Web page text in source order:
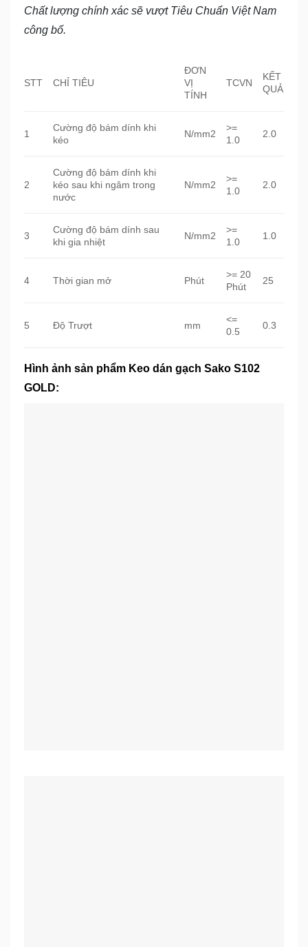
Chất lượng chính xác sẽ vượt Tiêu Chuẩn Việt Nam
công bố.
STT CHỈ TIÊU
ĐƠN
VỊ
TÍNH
TCVN
KẾT
QUẢ
1
Cường độ bám dính khi
kéo
N/mm2
>=
1.0
2.0
2
Cường độ bám dính khi
kéo sau khi ngâm trong
nước
N/mm2
>=
1.0
2.0
3
Cường độ bám dính sau
khi gia nhiệt
N/mm2
>=
1.0
1.0
4 Thời gian mở Phút
>= 20
Phút
25
5 Độ Trượt mm
<=
0.5
0.3
Hình ảnh sản phẩm Keo dán gạch Sako S102
GOLD: